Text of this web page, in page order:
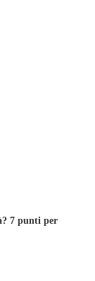
7 punti per